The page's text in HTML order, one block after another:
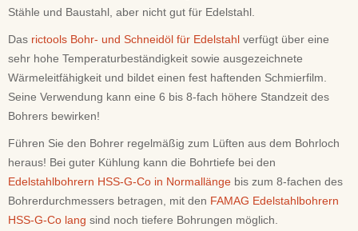
Stähle und Baustahl, aber nicht gut für Edelstahl.
Das rictools Bohr- und Schneidöl für Edelstahl verfügt über eine
sehr hohe Temperaturbeständigkeit sowie ausgezeichnete
Wärmeleitfähigkeit und bildet einen fest haftenden Schmierfilm.
Seine Verwendung kann eine 6 bis 8-fach höhere Standzeit des
Bohrers bewirken!
Führen Sie den Bohrer regelmäßig zum Lüften aus dem Bohrloch
heraus! Bei guter Kühlung kann die Bohrtiefe bei den
Edelstahlbohrern HSS-G-Co in Normallänge bis zum 8-fachen des
Bohrerdurchmessers betragen, mit den FAMAG Edelstahlbohrern
HSS-G-Co lang sind noch tiefere Bohrungen möglich.